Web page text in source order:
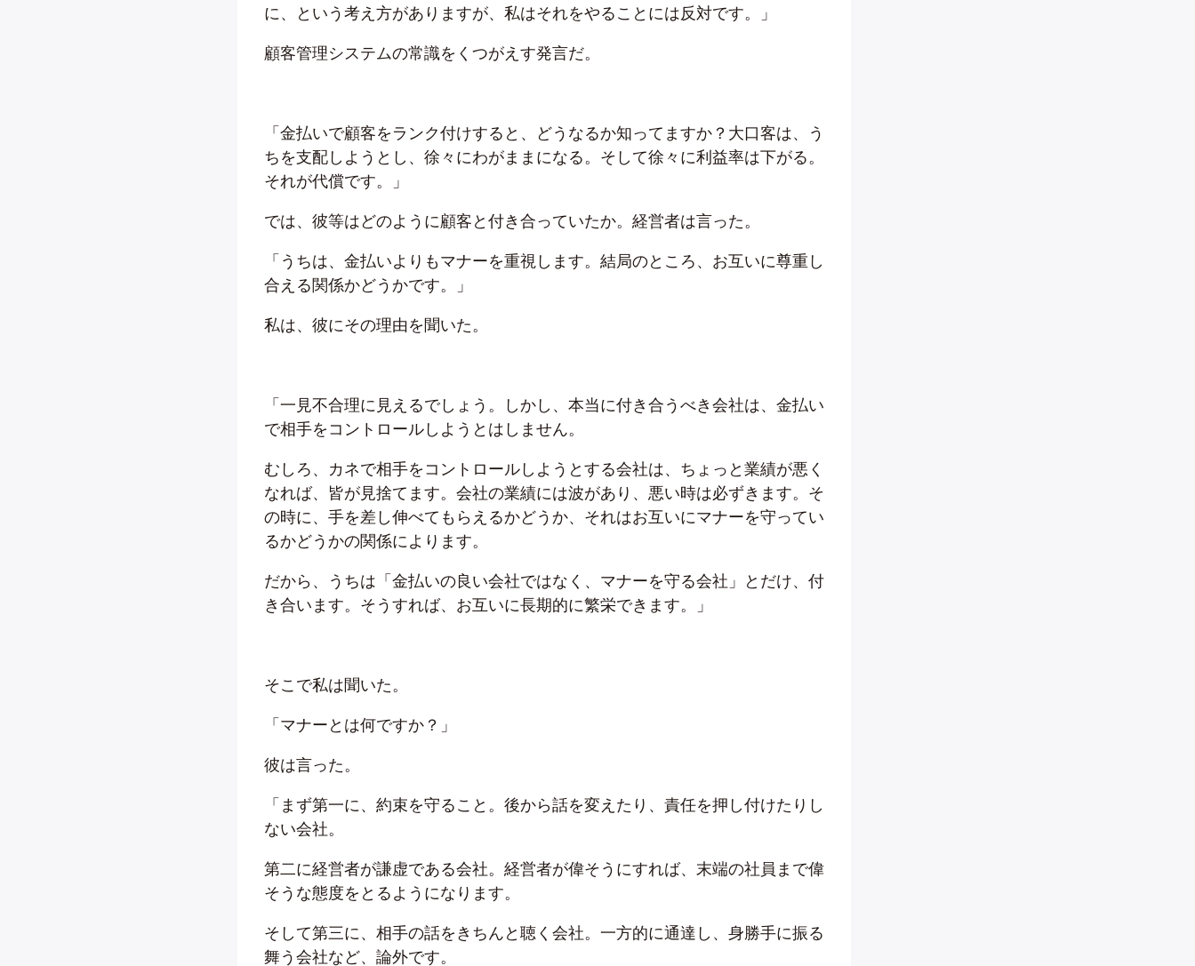
に、という考え方がありますが、私はそれをやることには反対です。」
顧客管理システムの常識をくつがえす発言だ。
「金払いで顧客をランク付けすると、どうなるか知ってますか？大口客は、う
ちを支配しようとし、徐々にわがままになる。そして徐々に利益率は下がる。
それが代償です。」
では、彼等はどのように顧客と付き合っていたか。経営者は言った。
「うちは、金払いよりもマナーを重視します。結局のところ、お互いに尊重し
合える関係かどうかです。」
私は、彼にその理由を聞いた。
「一見不合理に見えるでしょう。しかし、本当に付き合うべき会社は、金払い
で相手をコントロールしようとはしません。
むしろ、カネで相手をコントロールしようとする会社は、ちょっと業績が悪く
なれば、皆が見捨てます。会社の業績には波があり、悪い時は必ずきます。そ
の時に、手を差し伸べてもらえるかどうか、それはお互いにマナーを守ってい
るかどうかの関係によります。
だから、うちは「金払いの良い会社ではなく、マナーを守る会社」とだけ、付
き合います。そうすれば、お互いに長期的に繁栄できます。」
そこで私は聞いた。
「マナーとは何ですか？」
彼は言った。
「まず第一に、約束を守ること。後から話を変えたり、責任を押し付けたりし
ない会社。
第二に経営者が謙虚である会社。経営者が偉そうにすれば、末端の社員まで偉
そうな態度をとるようになります。
そして第三に、相手の話をきちんと聴く会社。一方的に通達し、身勝手に振る
舞う会社など、論外です。